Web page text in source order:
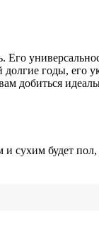
годы, его
добиться
и сухим будет